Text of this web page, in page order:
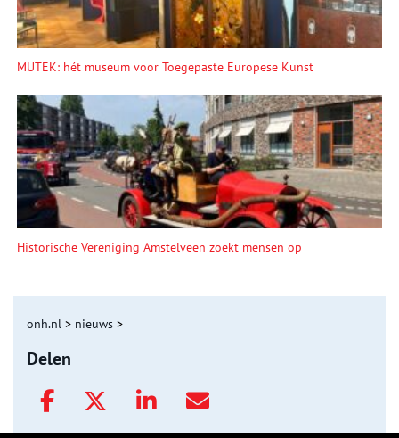
MUTEK: hét museum voor Toegepaste Europese Kunst
Historische Vereniging Amstelveen zoekt mensen op
onh.nl > nieuws >
Delen